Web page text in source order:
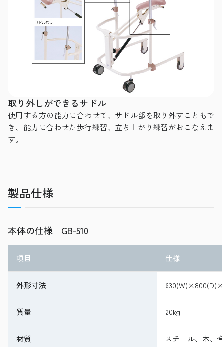
取り外しができるサドル
使用する方の能力に合わせて、サドル部を取り外すこともで
き、能力に合わせた歩行練習、立ち上がり練習がおこなえま
す。
製品仕様
本体の仕様 GB-510
項目 仕様
外形寸法
質量 20kg
材質 スチール、木、